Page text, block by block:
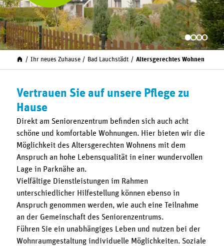
Ihr neues Zuhause Bad Lauchstädt Altersgerechtes Wohnen
Vertrauen Sie auf unsere Pflege zu
Hause
Direkt am Seniorenzentrum befinden sich auch acht
schöne und komfortable Wohnungen. Hier bieten wir die
Möglichkeit des Altersgerechten Wohnens mit dem
Anspruch an hohe Lebensqualität in einer wundervollen
Lage in Parknähe an.
Vielfältige Dienstleistungen im Rahmen
unterschiedlicher Hilfestellung können ebenso in
Anspruch genommen werden, wie auch eine Teilnahme
an der Gemeinschaft des Seniorenzentrums.
Führen Sie ein unabhängiges Leben und nutzen bei der
Wohnraumgestaltung individuelle Möglichkeiten. Soziale